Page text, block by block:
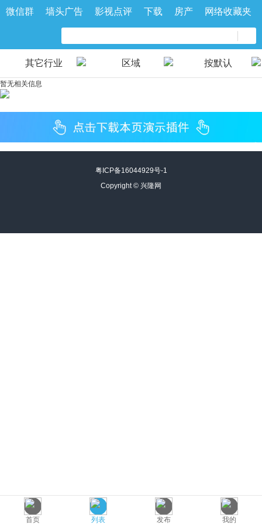
微信群 墙头广告 影视点评 下载 房产 网络收藏夹
其它行业 区域 按默认
暂无相关信息
首页 列表 发布 我的
粤ICP备16044929号-1
Copyright © 兴隆网